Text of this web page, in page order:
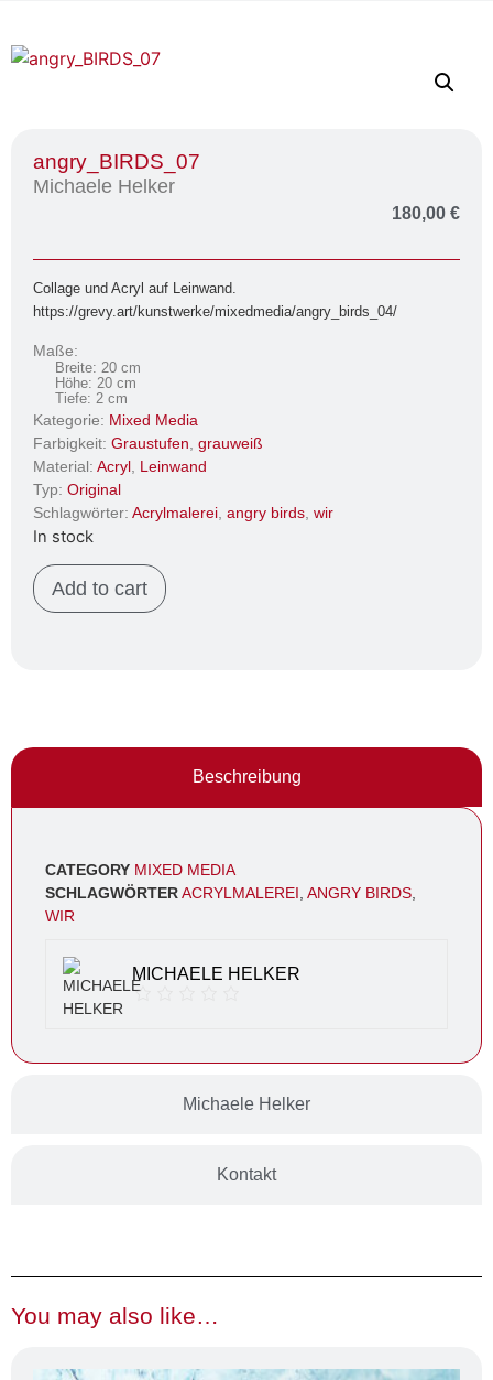
angry_BIRDS_07
Michaele Helker
180,00 €
Collage und Acryl auf Leinwand.
https://grevy.art/kunstwerke/mixedmedia/angry_birds_04/
Maße:
Breite: 20 cm
Höhe: 20 cm
Tiefe: 2 cm
Kategorie: Mixed Media
Farbigkeit: Graustufen grauweiß
Material: Acryl Leinwand
Typ: Original
Schlagwörter: Acrylmalerei angry birds wir
In stock
Add to cart
Beschreibung
Michaele Helker
Kontakt
CATEGORY MIXED MEDIA
SCHLAGWÖRTERACRYLMALEREI ANGRY BIRDS
WIR
MICHAELE HELKER
You may also like…